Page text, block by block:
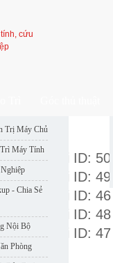
Trị Máy Chủ
Máy Tính
- Chia Sẻ
Nội Bộ
Phòng
user với ID: 50
user với ID: 49
user với ID: 46
user với ID: 48
user với ID: 47